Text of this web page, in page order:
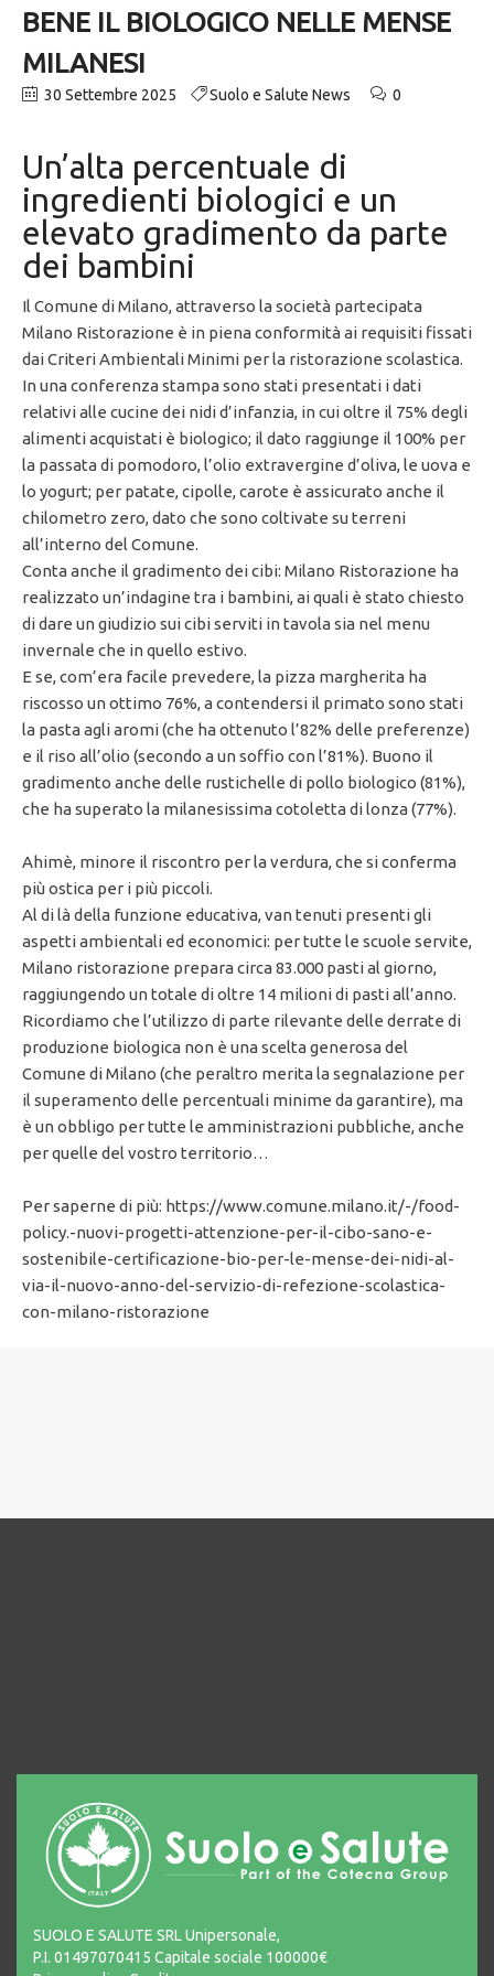
BENE IL BIOLOGICO NELLE MENSE
MILANESI
30 Settembre 2025 Suolo e Salute News 0
Un’alta percentuale di
ingredienti biologici e un
elevato gradimento da parte
dei bambini
Il Comune di Milano, attraverso la società partecipata
Milano Ristorazione è in piena conformità ai requisiti fissati
dai Criteri Ambientali Minimi per la ristorazione scolastica.
In una conferenza stampa sono stati presentati i dati
relativi alle cucine dei nidi d’infanzia, in cui oltre il 75% degli
alimenti acquistati è biologico; il dato raggiunge il 100% per
la passata di pomodoro, l’olio extravergine d’oliva, le uova e
lo yogurt; per patate, cipolle, carote è assicurato anche il
chilometro zero, dato che sono coltivate su terreni
all’interno del Comune.
Conta anche il gradimento dei cibi: Milano Ristorazione ha
realizzato un’indagine tra i bambini, ai quali è stato chiesto
di dare un giudizio sui cibi serviti in tavola sia nel menu
invernale che in quello estivo.
E se, com’era facile prevedere, la pizza margherita ha
riscosso un ottimo 76%, a contendersi il primato sono stati
la pasta agli aromi (che ha ottenuto l’82% delle preferenze)
e il riso all’olio (secondo a un soffio con l’81%). Buono il
gradimento anche delle rustichelle di pollo biologico (81%),
che ha superato la milanesissima cotoletta di lonza (77%).
Ahimè, minore il riscontro per la verdura, che si conferma
più ostica per i più piccoli.
Al di là della funzione educativa, van tenuti presenti gli
aspetti ambientali ed economici: per tutte le scuole servite,
Milano ristorazione prepara circa 83.000 pasti al giorno,
raggiungendo un totale di oltre 14 milioni di pasti all’anno.
Ricordiamo che l’utilizzo di parte rilevante delle derrate di
produzione biologica non è una scelta generosa del
Comune di Milano (che peraltro merita la segnalazione per
il superamento delle percentuali minime da garantire), ma
è un obbligo per tutte le amministrazioni pubbliche, anche
per quelle del vostro territorio…
Per saperne di più: https://www.comune.milano.it/-/food-
policy.-nuovi-progetti-attenzione-per-il-cibo-sano-e-
sostenibile-certificazione-bio-per-le-mense-dei-nidi-al-
via-il-nuovo-anno-del-servizio-di-refezione-scolastica-
con-milano-ristorazione
SUOLO E SALUTE SRL Unipersonale,
P.I. 01497070415 Capitale sociale 100000€